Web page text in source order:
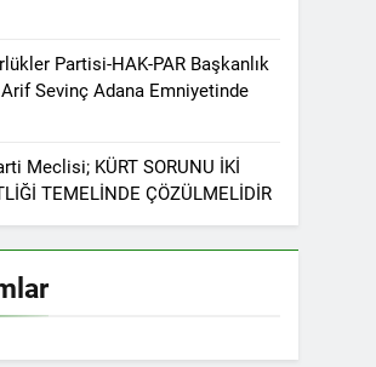
KDP ALAKAD ile
neteweyî
KENETLENMELİ
Partisi-HAK-PAR Başkanlık
Sevinç Adana Emniyetinde
Meclisi; KÜRT SORUNU İKİ
TEMELİNDE ÇÖZÜLMELİDİR